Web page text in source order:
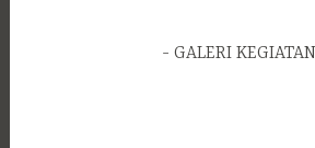
GALERI KEGIATAN